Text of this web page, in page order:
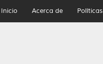
Inicio Acerca de Políticas